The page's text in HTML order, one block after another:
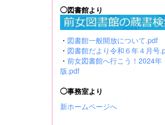
◯図書館より
・ 図書館一般開放について.pdf
・ 図書館だより令和６年４月号
・ 前女図書館へ行こう！2024年
版.pdf
◯事務室より
新ホームページへ